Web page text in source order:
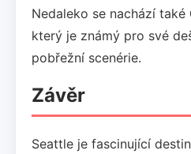
Nedaleko se nachází také
který je známý pro své
pobřežní scenérie.
Závěr
Seattle je fascinující